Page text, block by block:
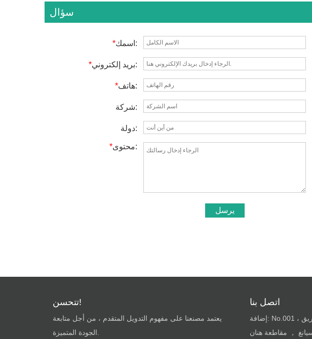
سؤال
* اسمك:
* بريد إلكتروني:
* هاتف:
شركة:
دولة:
* محتوى:
يرسل
تتحسن!
يعتمد مصنعنا على مفهوم التدويل المتقدم ، من أجل متابعة
اتصل بنا
إضافة: No.001 ، طريق Jingfang ، منطقة الاقتصاد والتنمية ،